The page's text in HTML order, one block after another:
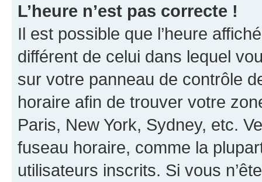
L’heure n’est pas correcte !
Il est possible que l’heure
différent de celui dans lequel
sur votre panneau de contrôle
horaire afin de trouver votre
Paris, New York, Sydney, etc.
fuseau horaire, comme la
utilisateurs inscrits. Si vous